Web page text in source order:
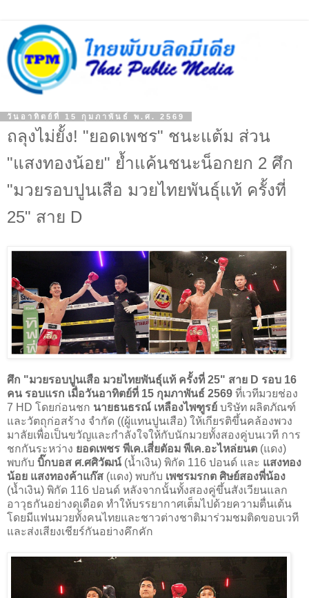
วันอาทิตย์ที่ 15 กุมภาพันธ์ พ.ศ. 2569
ถลุงไม่ยั้ง! "ยอดเพชร" ชนะแต้ม ส่วน
"แสงทองน้อย" ย้ำแค้นชนะน็อกยก 2 ศึก
"มวยรอบปูนเสือ มวยไทยพันธุ์แท้ ครั้งที่
25" สาย D
ศึก "มวยรอบปูนเสือ มวยไทยพันธุ์แท้ ครั้งที่ 25" สาย D รอบ 16
คน รอบแรก เมื่อวันอาทิตย์ที่ 15 กุมภาพันธ์ 2569 ที่เวทีมวยช่อง
7 HD โดยก่อนชก นายธนธรณ์ เหลืองไพฑูรย์ บริษัท ผลิตภัณฑ์
และวัตถุก่อสร้าง จำกัด ((ผู้แทนปูนเสือ) ให้เกียรติขึ้นคล้องพวง
มาลัยเพื่อเป็นขวัญและกำลังใจให้กับนักมวยทั้งสองคู่บนเวที การ
ชกกันระหว่าง ยอดเพชร พีเค.เสี่ยตัอม พีเค.อะไหล่ยนต (แดง)
พบกับ บิ๊กบอส ศ.ศศิวัฒน์ (น้ำเงิน) พิกัด 116 ปอนด์ และ แสงทอง
น้อย แสงทองค้าแก๊ส (แดง) พบกับ เพชรมรกต ศิษย์สองพี่น้อง
(น้ำเงิน) พิกัด 116 ปอนด์ หลังจากนั้นทั้งสองคู่ขึ้นสังเวียนแลก
อาวุธกันอย่างดุเดือด ทำให้บรรยากาศเต็มไปด้วยความตื่นเต้น
โดยมีแฟนมวยทั้งคนไทยและชาวต่างชาติมาร่วมชมติดขอบเวที
และส่งเสียงเชียร์กันอย่างคึกคัก